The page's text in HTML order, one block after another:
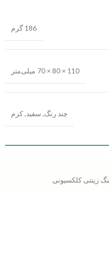
186 گرم
110 × 80 × 70 میلی‌متر
چند رنگ, سفید,کرم
زینتی کلکسیونی